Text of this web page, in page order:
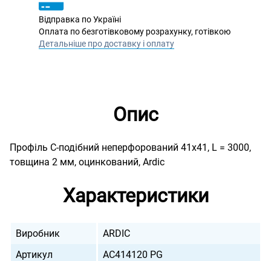
Відправка по Україні
Оплата по безготівковому розрахунку, готівкою
Детальніше про доставку і оплату
Опис
Профіль С-подібний неперфорований 41х41, L = 3000,
товщина 2 мм, оцинкований, Ardic
Характеристики
Виробник
ARDIC
Артикул
AC414120 PG